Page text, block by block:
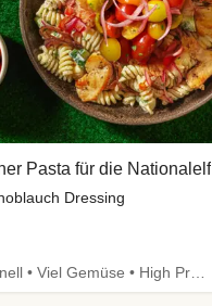
Pasta für die Nationalelf
Dressing